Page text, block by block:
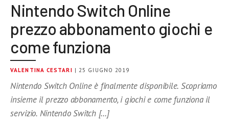
Nintendo Switch Online
prezzo abbonamento giochi e
come funziona
VALENTINA CESTARI | 25 GIUGNO 2019
Nintendo Switch Online è finalmente disponibile. Scopriamo
insieme il prezzo abbonamento, i giochi e come funziona il
servizio. Nintendo Switch […]